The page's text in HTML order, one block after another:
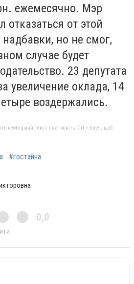
ежемесячно. Мэр
отказаться от этой
но не смог,
случае будет
23 депутата
увеличение оклада, 14
воздержались.
необхідний текст і натисніть Ctrl + Enter, щоб
#гостайна
0,0